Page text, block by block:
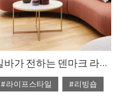
#체어
#테이블
#패브릭
일바가 전하는 덴마크 라이프스타일
#라이프스타일
#리빙숍